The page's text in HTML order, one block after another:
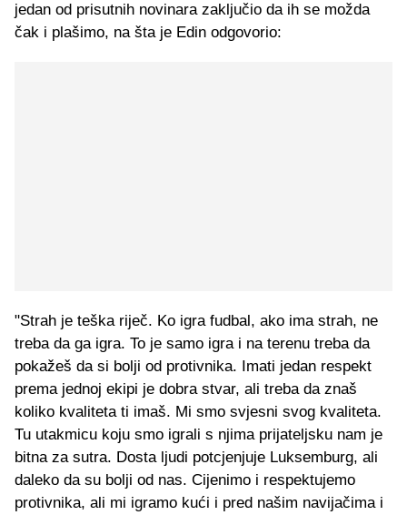
jedan od prisutnih novinara zaključio da ih se možda
čak i plašimo, na šta je Edin odgovorio:
"Strah je teška riječ. Ko igra fudbal, ako ima strah, ne
treba da ga igra. To je samo igra i na terenu treba da
pokažeš da si bolji od protivnika. Imati jedan respekt
prema jednoj ekipi je dobra stvar, ali treba da znaš
koliko kvaliteta ti imaš. Mi smo svjesni svog kvaliteta.
Tu utakmicu koju smo igrali s njima prijateljsku nam je
bitna za sutra. Dosta ljudi potcjenjuje Luksemburg, ali
daleko da su bolji od nas. Cijenimo i respektujemo
protivnika, ali mi igramo kući i pred našim navijačima i